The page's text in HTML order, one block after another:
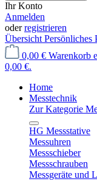
Ihr Konto
Anmelden
oderregistrieren
Übersicht Persönliches
0,00 € Warenkorb
0,00 €.
Home
Messtechnik
Zur Kategorie
HG Messstative
Messuhren
Messschieber
Messschrauben
Messgeräte und